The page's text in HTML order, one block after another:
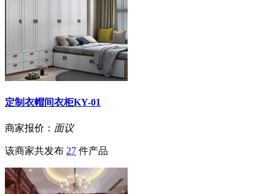
定制衣帽间衣柜KY-01
商家报价： 面议
该商家共发布 27 件产品